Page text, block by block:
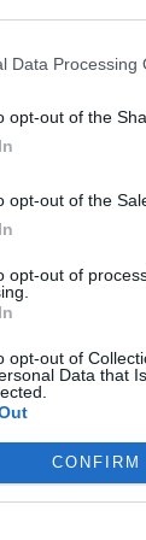
Data Processing
opt-out of the
opt-out of the
opt-out of
opt-out of
Data that
CONFIRM
elmúlt 2 év
VAGY?